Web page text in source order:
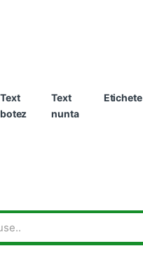
Text
botez
Text
nunta
Etichete